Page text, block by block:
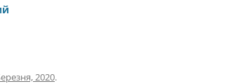
2020.